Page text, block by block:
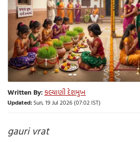
Written By:કલ્યાણી દેશમુખ
Updated:Sun, 19 Jul 2026 (07:02 IST)
gauri vrat